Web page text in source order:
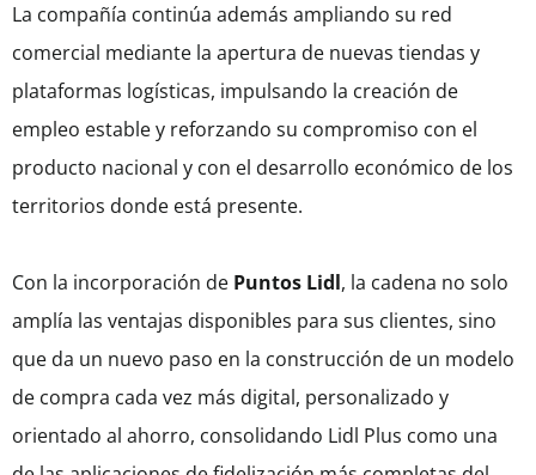
La compañía continúa además ampliando su red
comercial mediante la apertura de nuevas tiendas y
plataformas logísticas, impulsando la creación de
empleo estable y reforzando su compromiso con el
producto nacional y con el desarrollo económico de los
territorios donde está presente.
Con la incorporación de Puntos Lidl, la cadena no solo
amplía las ventajas disponibles para sus clientes, sino
que da un nuevo paso en la construcción de un modelo
de compra cada vez más digital, personalizado y
orientado al ahorro, consolidando Lidl Plus como una